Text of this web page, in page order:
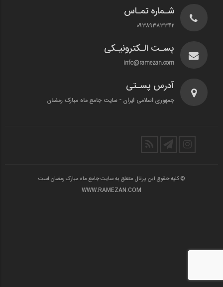
شـماره تمـاس
۰۹۳۸۹۳۸۳۳۴۲
پسـت الـکترونیـکی
info@ramezan.com
آدرس پسـتی
جمهوری اسلامی ایران - سایت جامع ماه مبارک رمضان
© کلیه حقوق این پرتال متعلق به سایت جامع ماه مبارک رمضان است
WWW.RAMEZAN.COM